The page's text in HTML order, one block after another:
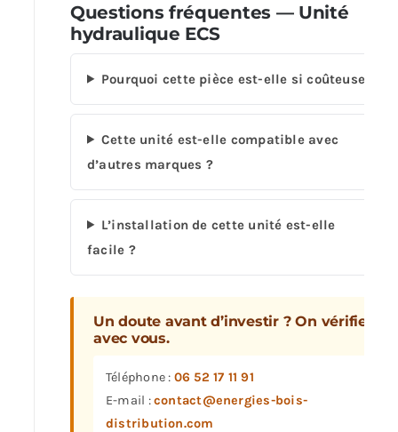
Questions fréquentes — Unité
hydraulique ECS
Pourquoi cette pièce est-elle si coûteuse ?
Cette unité est-elle compatible avec
d’autres marques ?
L’installation de cette unité est-elle
facile ?
Un doute avant d’investir ? On vérifie
avec vous.
Téléphone : 06 52 17 11 91
E-mail :contact@energies-bois-
distribution.com